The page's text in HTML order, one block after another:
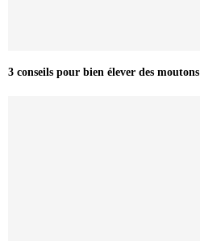
3 conseils pour bien élever des moutons